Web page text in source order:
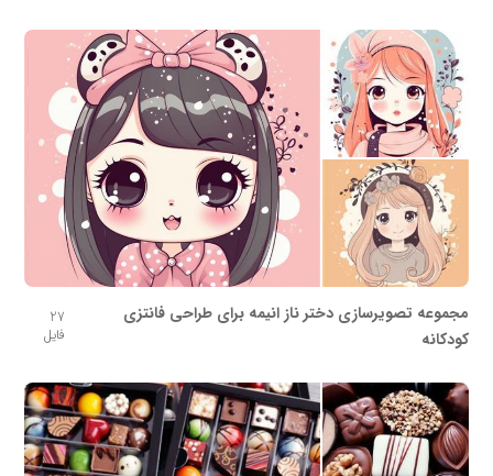
مجموعه تصویرسازی دختر ناز انیمه برای طراحی فانتزی
کودکانه
27
فایل